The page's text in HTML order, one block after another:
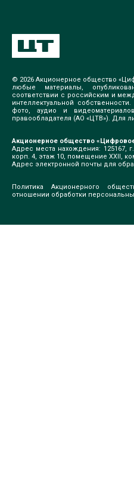
© 2026 Акционерное общество
любые материалы,
соответствии с российским и
интеллектуальной
фото, аудио и
правообладателя (АО «ЦТВ»). Для
Акционерное общество
Адрес места нахождения: 125167,
корп. 4, этаж 10, помещение XXII,
Адрес электронной почты для
Политика Акционерного
отношении обработки